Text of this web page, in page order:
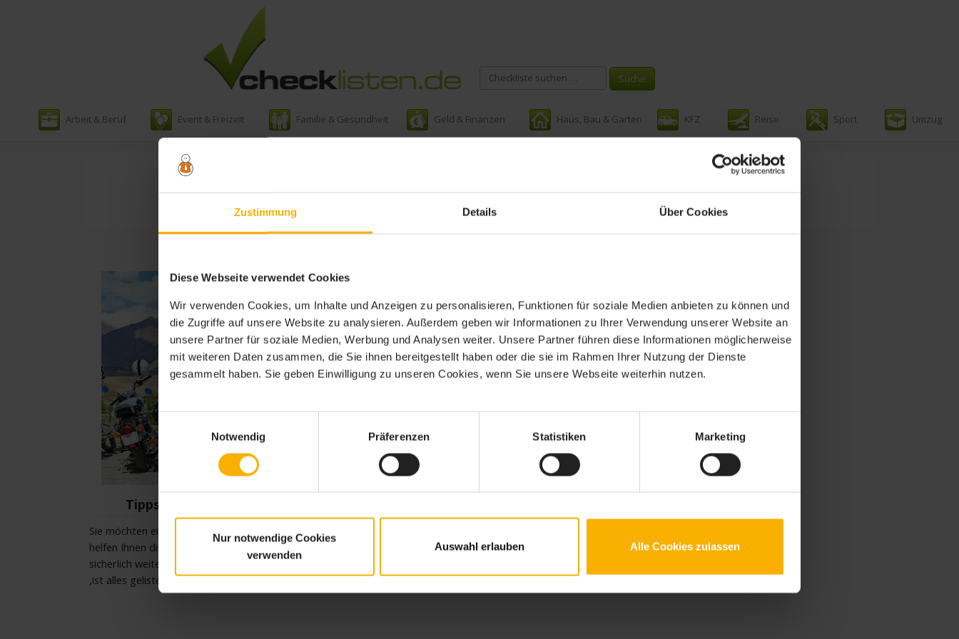
Zustimmung Details Über Cookies
Diese Webseite verwendet Cookies
Wir verwenden Cookies, um Inhalte und Anzeigen zu personalisieren, Funktionen für soziale Medien anbieten zu können und
die Zugriffe auf unsere Website zu analysieren. Außerdem geben wir Informationen zu Ihrer Verwendung unserer Website an
unsere Partner für soziale Medien, Werbung und Analysen weiter. Unsere Partner führen diese Informationen möglicherweise
mit weiteren Daten zusammen, die Sie ihnen bereitgestellt haben oder die sie im Rahmen Ihrer Nutzung der Dienste
gesammelt haben. Sie geben Einwilligung zu unseren Cookies, wenn Sie unsere Webseite weiterhin nutzen.
Notwendig
Präferenzen Statistiken Marketing
Nur notwendige Cookies
verwenden
Auswahl erlauben Alle Cookies zulassen
Arbeit & Beruf Event & Freizeit Familie & Gesundheit Geld & Finanzen Haus, Bau & Garten KFZ Reise Sport Umzug
Schlagwort:tipps motorradtour
Tipps zu Motorradtouren
Sie möchten eine Motorradtour planen? Dann
helfen Ihnen die Tipps zu Motorradtouren
sicherlich weiter! Von Packliste bis Motorradcheck
,ist alles gelistet.